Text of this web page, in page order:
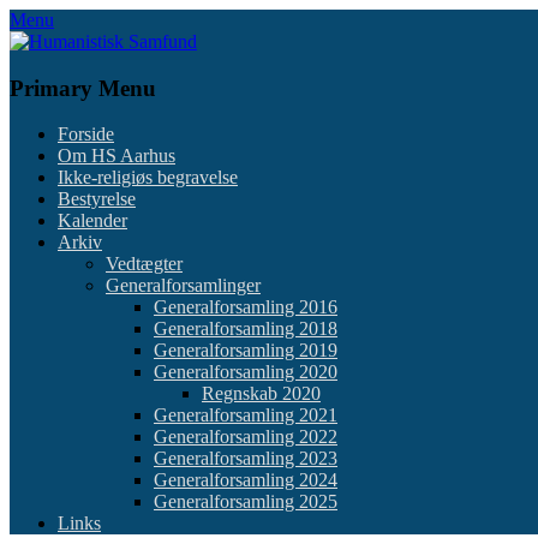
Skip
to
Menu
Primary Menu
Forside
Om HS Aarhus
Ikke-religiøs begravelse
Bestyrelse
Kalender
Arkiv
Vedtægter
Generalforsamlinger
Generalforsamling 2016
Generalforsamling 2018
Generalforsamling 2019
Generalforsamling 2020
Regnskab 2020
Generalforsamling 2021
Generalforsamling 2022
Generalforsamling 2023
Generalforsamling 2024
Generalforsamling 2025
Links